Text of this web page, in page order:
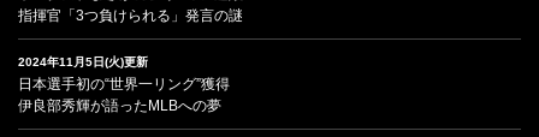
指揮官「3つ負けられる」発言の謎
2024年11月5日(火)更新
日本選手初の“世界一リング”獲得
伊良部秀輝が語ったMLBへの夢